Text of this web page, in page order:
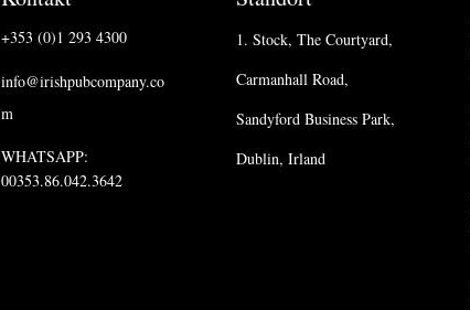
+353 (0)1 293 4300
info@irishpubcompany.co
m
WHATSAPP:
00353.86.042.3642
1. Stock, The Courtyard,
Carmanhall Road,
Sandyford Business Park,
Dublin, Irland